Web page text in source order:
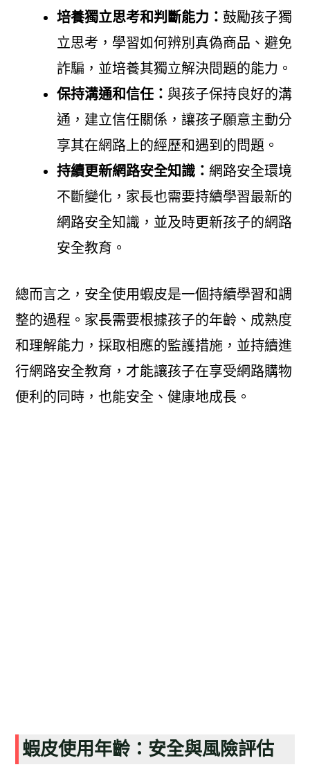
培養獨立思考和判斷能力： 鼓勵孩子獨
立思考，學習如何辨別真偽商品、避免
詐騙，並培養其獨立解決問題的能力。
保持溝通和信任： 與孩子保持良好的溝
通，建立信任關係，讓孩子願意主動分
享其在網路上的經歷和遇到的問題。
持續更新網路安全知識： 網路安全環境
不斷變化，家長也需要持續學習最新的
網路安全知識，並及時更新孩子的網路
安全教育。
總而言之，安全使用蝦皮是一個持續學習和調
整的過程。家長需要根據孩子的年齡、成熟度
和理解能力，採取相應的監護措施，並持續進
行網路安全教育，才能讓孩子在享受網路購物
便利的同時，也能安全、健康地成長。
蝦皮使用年齡：安全與風險評估